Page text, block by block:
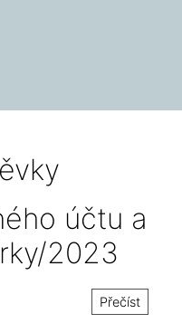
účtu a
2023
Přečíst